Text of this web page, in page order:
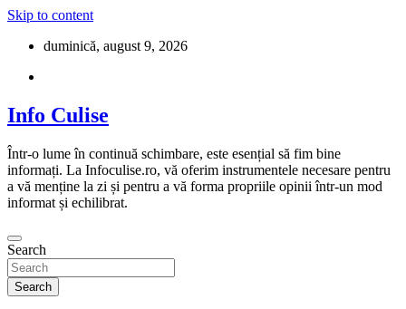
Skip to content
duminică, august 9, 2026
Info Culise
Într-o lume în continuă schimbare, este esențial să fim bine
informați. La Infoculise.ro, vă oferim instrumentele necesare pentru
a vă menține la zi și pentru a vă forma propriile opinii într-un mod
informat și echilibrat.
Search
Search